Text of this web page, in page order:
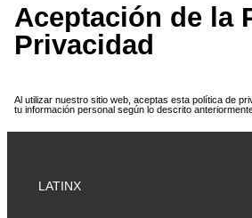
Aceptación de la
Privacidad
Al utilizar nuestro sitio web, aceptas esta política de
tu información personal según lo descrito
LATINX